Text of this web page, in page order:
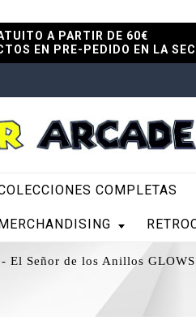
A PARTIR DE 60€
EN PRE-PEDIDO EN LA
COMPLETAS
El Señor de los Anillos